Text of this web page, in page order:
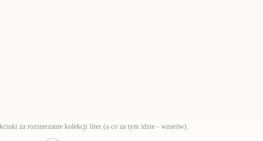
za rozszerzanie kolekcji liter (a co za tym idzie - wzorów).